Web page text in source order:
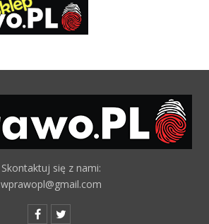
Skontaktuj się z nami:
wprawopl@gmail.com